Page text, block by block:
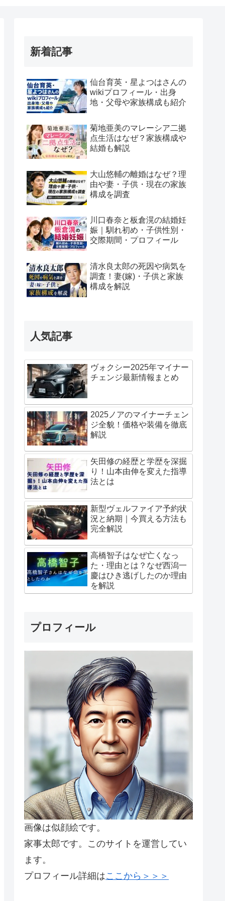
新着記事
仙台育英・星よつはさんの
wikiプロフィール・出身
地・父母や家族構成も紹介
菊地亜美のマレーシア二拠
点生活はなぜ？家族構成や
結婚も解説
大山悠輔の離婚はなぜ？理
由や妻・子供・現在の家族
構成を調査
川口春奈と板倉滉の結婚妊
娠｜馴れ初め・子供性別・
交際期間・プロフィール
清水良太郎の死因や病気を
調査！妻(嫁)・子供と家族
構成を解説
人気記事
ヴォクシー2025年マイナー
チェンジ最新情報まとめ
2025ノアのマイナーチェン
ジ全貌！価格や装備を徹底
解説
矢田修の経歴と学歴を深掘
り！山本由伸を変えた指導
法とは
新型ヴェルファイア予約状
況と納期｜今買える方法も
完全解説
高橋智子はなぜ亡くなっ
た・理由とは？なぜ西潟一
慶はひき逃げしたのか理由
を解説
プロフィール
画像は似顔絵です。
家事太郎です。このサイトを運営してい
ます。
プロフィール詳細はここから＞＞＞